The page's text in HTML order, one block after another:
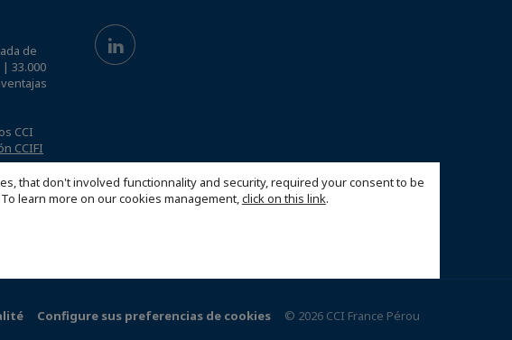
that don't involved functionnality and security, required your consent to be
learn more on our cookies management,click on this link.
de
33.000
CCI
CCIFI
Configure sus preferencias de cookies © 2026 CCI France Pérou